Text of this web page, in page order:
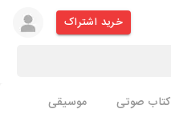
خرید اشتراک
کتاب صوتی موسیقی